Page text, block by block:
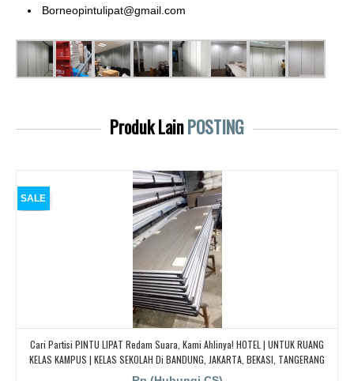
Borneopintulipat@gmail.com
Produk LainPOSTING
SALE
Cari Partisi PINTU LIPAT Redam Suara, Kami Ahlinya! HOTEL | UNTUK RUANG
KELAS KAMPUS | KELAS SEKOLAH Di BANDUNG, JAKARTA, BEKASI, TANGERANG